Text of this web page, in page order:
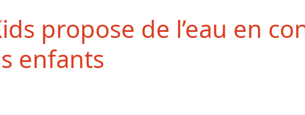
propose de l’eau en
enfants